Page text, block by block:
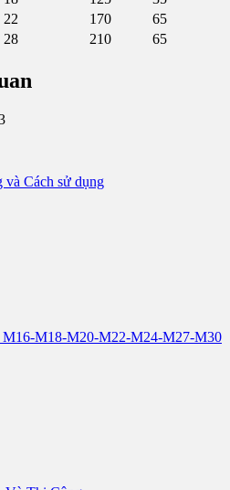
22 170
65
28 210 65
và Cách sử dụng
M16-M18-M20-M22-M24-M27-M30